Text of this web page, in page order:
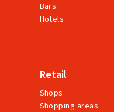
Bars
Hotels
Retail
Shops
Shopping areas